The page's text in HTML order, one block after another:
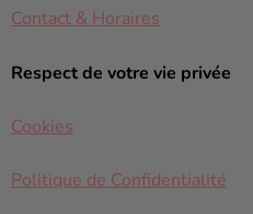
Contact & Horaires
Respect de votre vie privée
Cookies
Politique de Confidentialité